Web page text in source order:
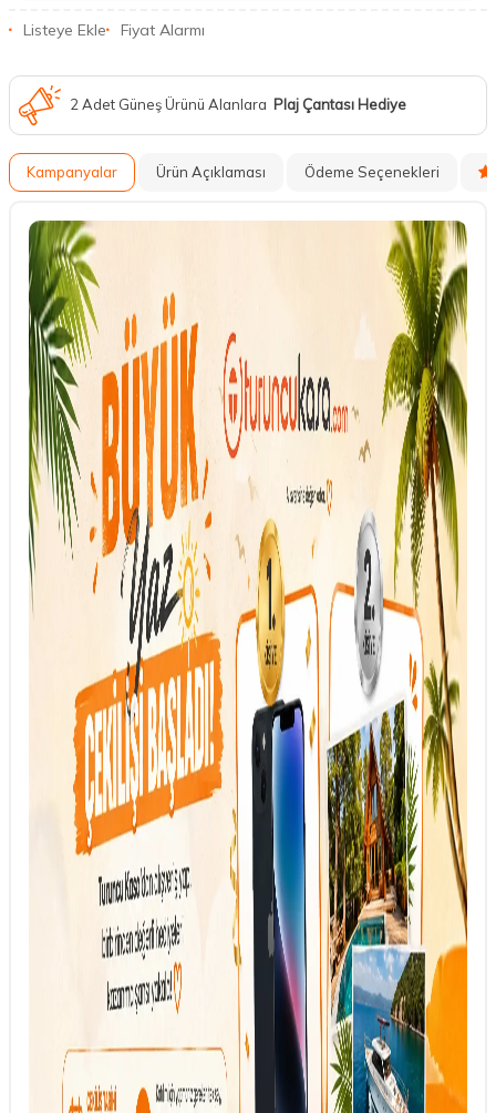
Listeye Ekle Fiyat Alarmı
2 Adet Güneş Ürünü Alanlara Plaj Çantası Hediye
Kampanyalar Ürün Açıklaması Ödeme Seçenekleri